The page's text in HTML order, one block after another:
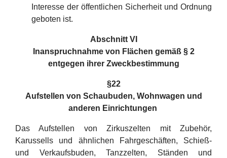
Interesse der öffentlichen Sicherheit und Ordnung
geboten ist.
Abschnitt VI
Inanspruchnahme von Flächen gemäß § 2
entgegen ihrer Zweckbestimmung
§22
Aufstellen von Schaubuden, Wohnwagen und
anderen Einrichtungen
Das Aufstellen von Zirkuszelten mit Zubehör,
Karussells und ähnlichen Fahrgeschäften, Schieß-
und Verkaufsbuden, Tanzzelten, Ständen und